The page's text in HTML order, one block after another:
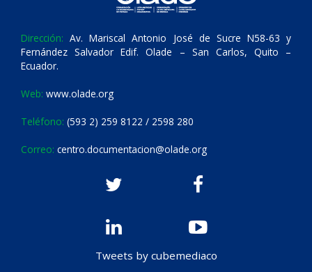
Dirección: Av. Mariscal Antonio José de Sucre N58-63 y
Fernández Salvador Edif. Olade – San Carlos, Quito –
Ecuador.
Web: www.olade.org
Teléfono: (593 2) 259 8122 / 2598 280
Correo: centro.documentacion@olade.org
Tweets by cubemediaco